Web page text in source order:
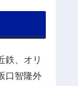
鉄、オリ
口智隆外